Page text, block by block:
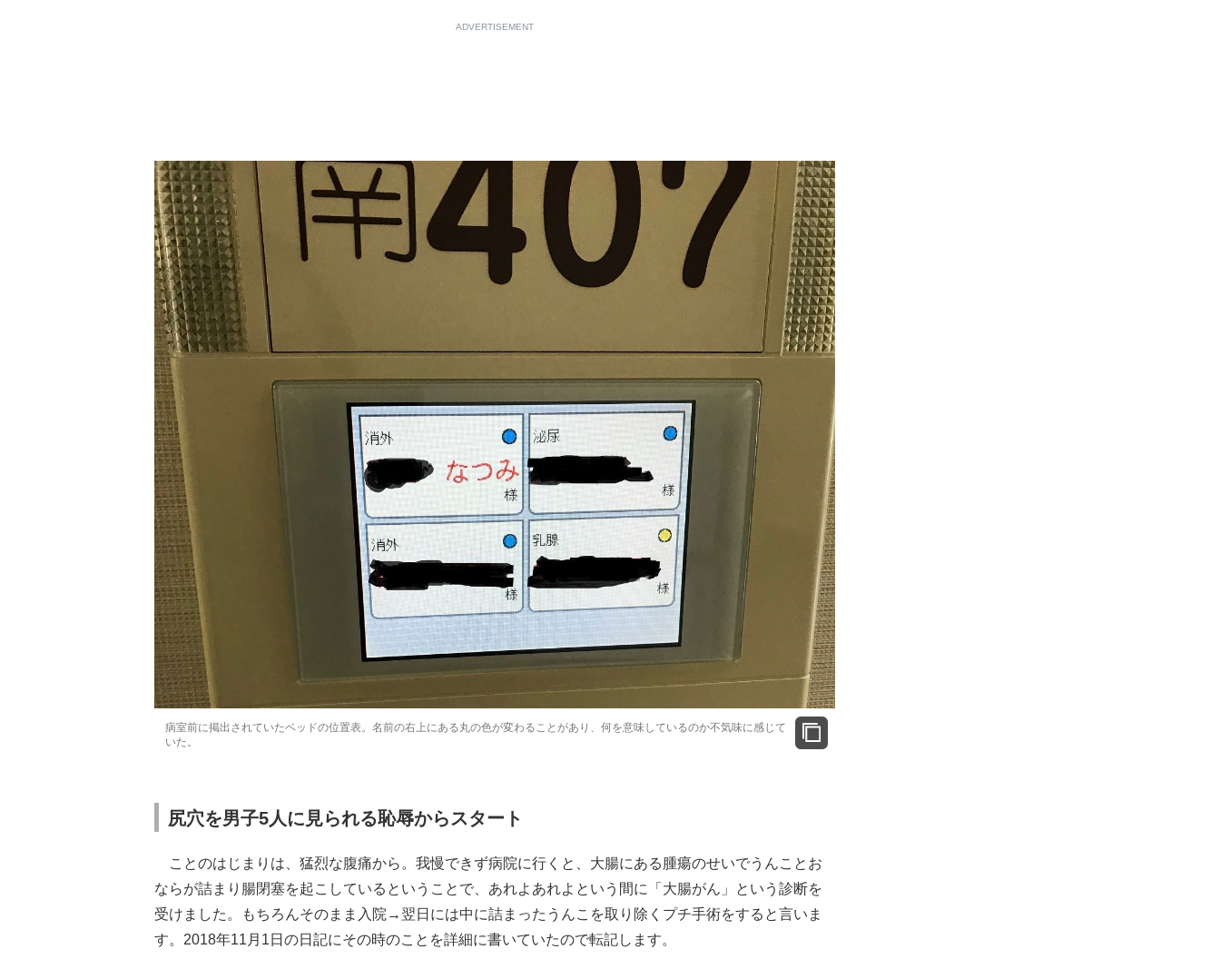
ADVERTISEMENT
病室前に掲出されていたベッドの位置表。名前の右上にある丸の色が変わることがあり、何を意味しているのか不気味に感じて
いた。
尻穴を男子5人に見られる恥辱からスタート
ことのはじまりは、猛烈な腹痛から。我慢できず病院に行くと、大腸にある腫瘍のせいでうんことお
ならが詰まり腸閉塞を起こしているということで、あれよあれよという間に「大腸がん」という診断を
受けました。もちろんそのまま入院→翌日には中に詰まったうんこを取り除くプチ手術をすると言いま
す。2018年11月1日の日記にその時のことを詳細に書いていたので転記します。